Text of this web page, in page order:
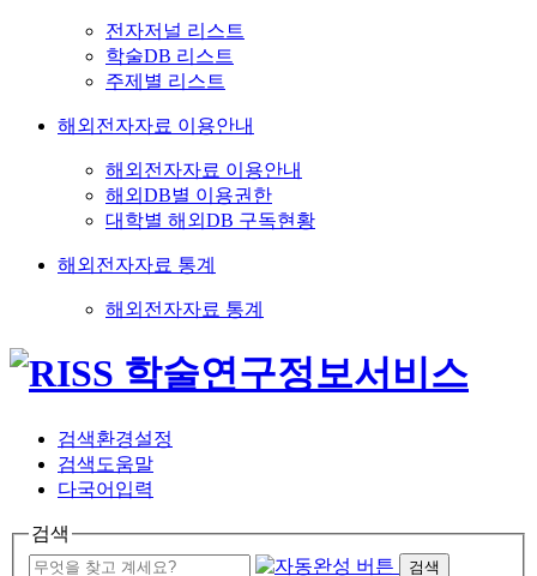
전자저널 리스트
학술DB 리스트
주제별 리스트
해외전자자료 이용안내
해외전자자료 이용안내
해외DB별 이용권한
대학별 해외DB 구독현황
해외전자자료 통계
해외전자자료 통계
검색환경설정
검색도움말
다국어입력
검색
검색